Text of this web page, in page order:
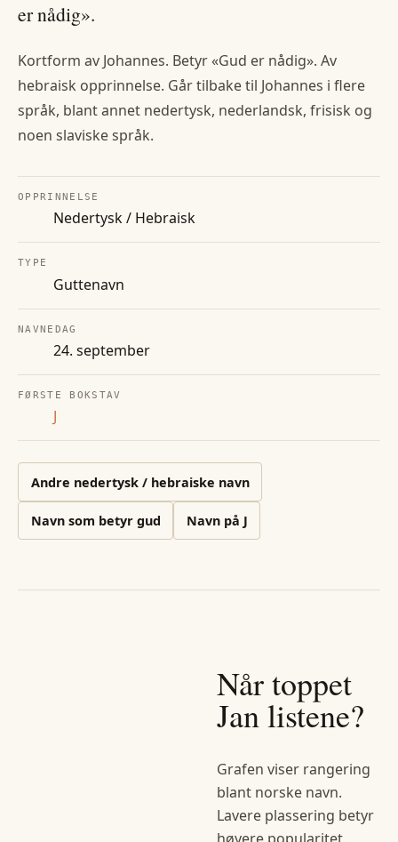
er nådig».
Kortform av Johannes. Betyr «Gud er nådig». Av
hebraisk opprinnelse. Går tilbake til Johannes i flere
språk, blant annet nedertysk, nederlandsk, frisisk og
noen slaviske språk.
OPPRINNELSE
Nedertysk / Hebraisk
TYPE
Guttenavn
NAVNEDAG
24. september
FØRSTE BOKSTAV
J
Andre nedertysk / hebraiske navn
Navn som betyr gud Navn på J
Når toppet
Janlistene?
Grafen viser rangering
blant norske navn.
Lavere plassering betyr